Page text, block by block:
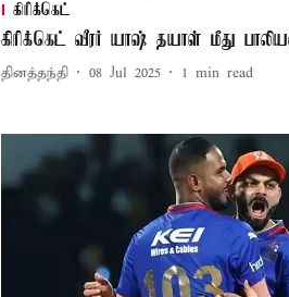
கிரிக்கெட்
கிரிக்கெட் வீரர் யாஷ் தயாள் மீது
தினத்தந்தி 08 Jul 2025 1 min read